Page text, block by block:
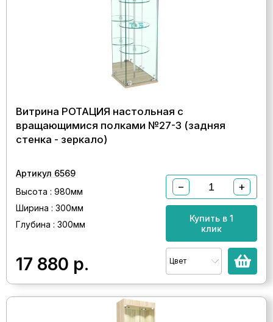
Витрина РОТАЦИЯ настольная с
вращающимися полками №27-3 (задняя
стенка - зеркало)
Артикул 6569
Высота : 980мм
Ширина : 300мм
Глубина : 300мм
17 880 р.
− +
Купить в 1
клик
Цвет